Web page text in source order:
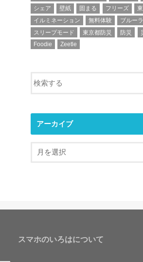
シェア
壁紙 固まる フリーズ
イルミネーション
無料体験
ブルー
スリープモード
東京都防災 防災
Foodie
Zeetle
アーカイブ
スマホのいろはについて